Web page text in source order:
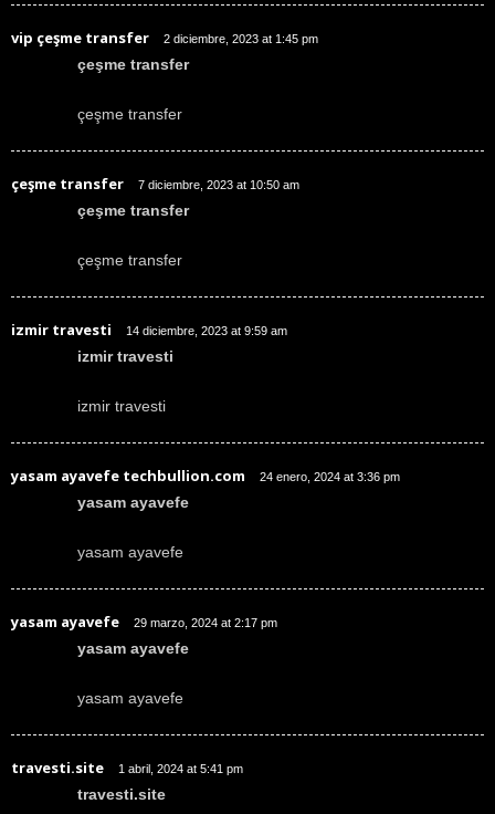
vip çeşme transfer 2 diciembre, 2023 at 1:45 pm
çeşme transfer
çeşme transfer
çeşme transfer 7 diciembre, 2023 at 10:50 am
çeşme transfer
çeşme transfer
izmir travesti 14 diciembre, 2023 at 9:59 am
izmir travesti
izmir travesti
yasam ayavefe techbullion.com 24 enero, 2024 at 3:36 pm
yasam ayavefe
yasam ayavefe
yasam ayavefe 29 marzo, 2024 at 2:17 pm
yasam ayavefe
yasam ayavefe
travesti.site 1 abril, 2024 at 5:41 pm
travesti.site